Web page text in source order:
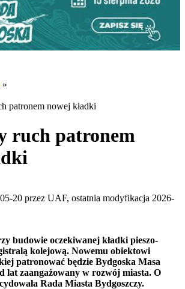
»
patronem nowej kładki
ruch patronem
20 przez UAF, ostatnia modyfikacja 2026-
budowie oczekiwanej kładki pieszo-
kolejową. Nowemu obiektowi
patronować będzie Bydgoska Masa
lat zaangażowany w rozwój miasta. O
Rada Miasta Bydgoszczy.